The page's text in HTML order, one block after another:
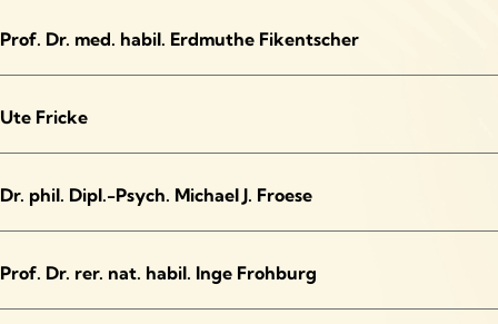
Sucht
Zeitzeugenvorstellung
Prof. Dr. med. habil. Erdmuthe Fikentscher
Ute Fricke
Dr. phil. Dipl.-Psych. Michael J. Froese
Prof. Dr. rer. nat. habil. Inge Frohburg